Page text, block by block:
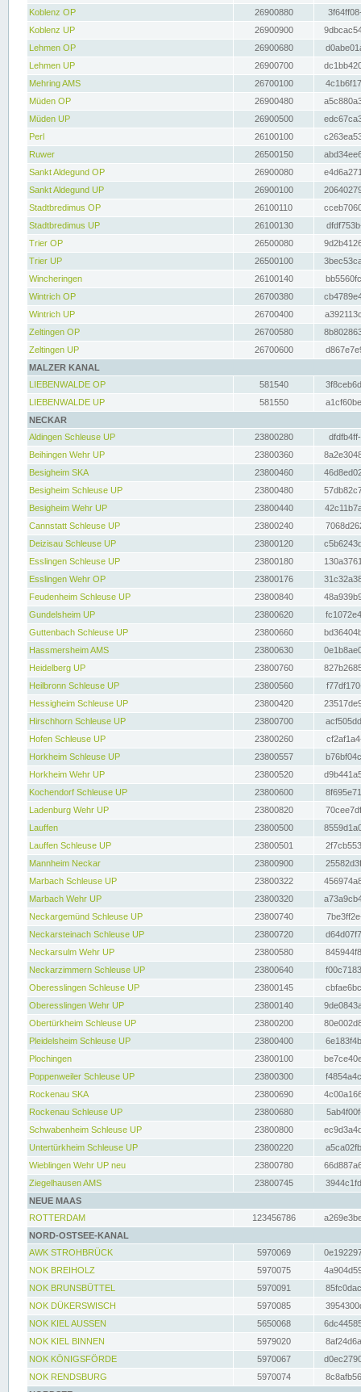
Koblenz OP
26900880
Koblenz UP
26900900
Lehmen OP
26900680
Lehmen UP
26900700
Mehring AMS
26700100
Müden OP
26900480
Müden UP
26900500
Perl
26100100
Ruwer
26500150
Sankt Aldegund OP
26900080
Sankt Aldegund UP
26900100
Stadtbredimus OP
26100110
Stadtbredimus UP
26100130
Trier OP
26500080
Trier UP
26500100
Wincheringen
26100140
Wintrich OP
26700380
Wintrich UP
26700400
Zeltingen OP
26700580
Zeltingen UP
26700600
MALZER KANAL
LIEBENWALDE OP
581540
LIEBENWALDE UP
581550
NECKAR
Aldingen Schleuse UP
23800280
Beihingen Wehr UP
23800360
Besigheim SKA
23800460
Besigheim Schleuse UP
23800480
Besigheim Wehr UP
23800440
Cannstatt Schleuse UP
23800240
Deizisau Schleuse UP
23800120
Esslingen Schleuse UP
23800180
Esslingen Wehr OP
23800176
Feudenheim Schleuse UP
23800840
Gundelsheim UP
23800620
Guttenbach Schleuse UP
23800660
Hassmersheim AMS
23800630
Heidelberg UP
23800760
Heilbronn Schleuse UP
23800560
Hessigheim Schleuse UP
23800420
Hirschhorn Schleuse UP
23800700
Hofen Schleuse UP
23800260
Horkheim Schleuse UP
23800557
Horkheim Wehr UP
23800520
Kochendorf Schleuse UP
23800600
Ladenburg Wehr UP
23800820
Lauffen
23800500
Lauffen Schleuse UP
23800501
Mannheim Neckar
23800900
Marbach Schleuse UP
23800322
Marbach Wehr UP
23800320
Neckargemünd Schleuse UP
23800740
Neckarsteinach Schleuse UP
23800720
Neckarsulm Wehr UP
23800580
Neckarzimmern Schleuse UP
23800640
Oberesslingen Schleuse UP
23800145
Oberesslingen Wehr UP
23800140
Obertürkheim Schleuse UP
23800200
Pleidelsheim Schleuse UP
23800400
Plochingen
23800100
Poppenweiler Schleuse UP
23800300
Rockenau SKA
23800690
Rockenau Schleuse UP
23800680
Schwabenheim Schleuse UP
23800800
Untertürkheim Schleuse UP
23800220
Wieblingen Wehr UP neu
23800780
Ziegelhausen AMS
23800745
NEUE MAAS
ROTTERDAM
123456786
NORD-OSTSEE-KANAL
AWK STROHBRÜCK
5970069
NOK BREIHOLZ
5970075
NOK BRUNSBÜTTEL
5970091
NOK DÜKERSWISCH
5970085
NOK KIEL AUSSEN
5650068
NOK KIEL BINNEN
5979020
NOK KÖNIGSFÖRDE
5970067
NOK RENDSBURG
5970074